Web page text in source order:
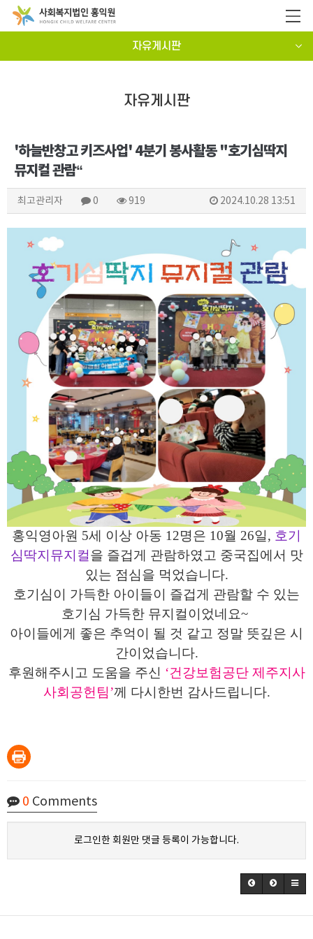
자유게시판
자유게시판
'하늘반창고 키즈사업' 4분기 봉사활동 "호기심딱지
뮤지컬 관람“
최고관리자 0 919 2024.10.28 13:51
홍익영아원 5세 이상 아동 12명은 10월 26일, 호기
심딱지뮤지컬을 즐겁게 관람하였고 중국집에서 맛
있는 점심을 먹었습니다.
호기심이 가득한 아이들이 즐겁게 관람할 수 있는
호기심 가득한 뮤지컬이었네요~
아이들에게 좋은 추억이 될 것 같고 정말 뜻깊은 시
간이었습니다.
후원해주시고 도움을 주신 ‘건강보험공단 제주지사
사회공헌팀’께 다시한번 감사드립니다.
0 Comments
로그인한 회원만 댓글 등록이 가능합니다.